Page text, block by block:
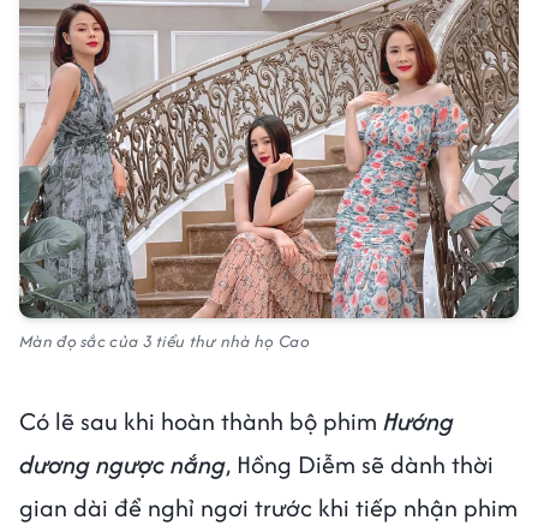
Màn đọ sắc của 3 tiểu thư nhà họ Cao
Có lẽ sau khi hoàn thành bộ phim Hướng
dương ngược nắng, Hồng Diễm sẽ dành thời
gian dài để nghỉ ngơi trước khi tiếp nhận phim